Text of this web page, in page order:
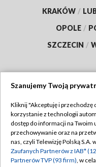
KRAKÓW /
OPOLE /
SZCZECIN /
Abonament TVP
Emisja w TVP
Szanujemy Twoją
Kliknij "Akceptuję i przechodzę
korzystanie z technologii
dostęp do informacji na
przechowywanie oraz na
nas, czyli Telewizję Polską S.A.
Zaufanych Partnerów z IAB*
Partnerów TVP (93 firm), w